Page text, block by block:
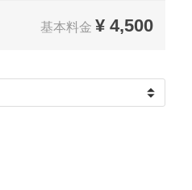
基本料金 ¥ 4,500